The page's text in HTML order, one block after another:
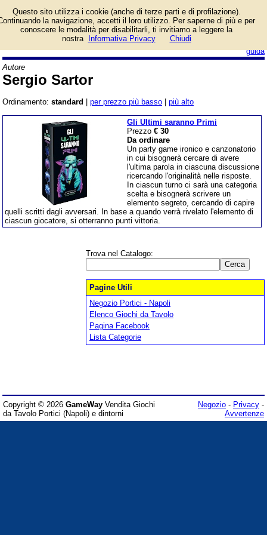
guida
Lista giochi da tavolo
dell'autore Sergio Sartor.
Autore
Sergio Sartor
Ordinamento: standard per prezzo più basso più alto
Gli Ultimi saranno Primi
Prezzo € 30
Da ordinare
Un party game ironico e canzonatorio
in cui bisognerà cercare di avere
l'ultima parola in ciascuna discussione
ricercando l'originalità nelle risposte.
In ciascun turno ci sarà una categoria
scelta e bisognerà scrivere un
elemento segreto, cercando di capire
quelli scritti dagli avversari. In base a quando verrà rivelato l'elemento di
ciascun giocatore, si otterranno punti vittoria.
Trova nel Catalogo:
Pagine Utili
Negozio Portici - Napoli
Elenco Giochi da Tavolo
Pagina Facebook
Lista Categorie
Copyright © 2026 GameWay Vendita Giochi
da Tavolo Portici (Napoli) e dintorni
Negozio - Privacy -
Avvertenze
Questo sito utilizza i cookie (anche di terze parti e di profilazione).
la navigazione, accetti il loro utilizzo. Per saperne di più e per
conoscere le modalità per disabilitarli, ti invitiamo a leggere la
nostra
Informativa Privacy Chiudi